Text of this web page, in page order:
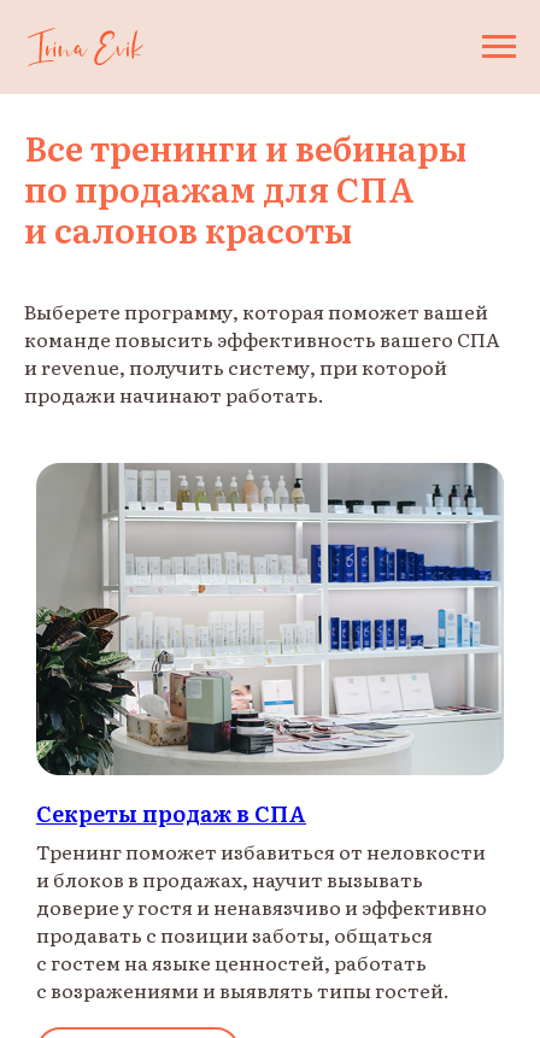
Все тренинги и вебинары
по продажам для СПА
и салонов красоты
Выберете программу, которая поможет вашей
команде повысить эффективность вашего СПА
и revenue, получить систему, при которой
продажи начинают работать.
Секреты продаж в СПА
Тренинг поможет избавиться от неловкости
и блоков в продажах, научит вызывать
доверие у гостя и ненавязчиво и эффективно
продавать с позиции заботы, общаться
с гостем на языке ценностей, работать
с возражениями и выявлять типы гостей.